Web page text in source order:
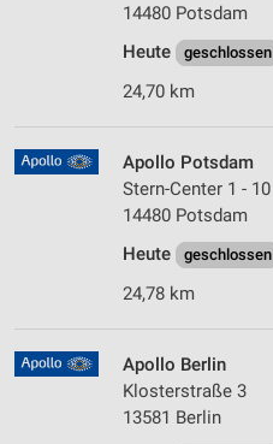
14480 Potsdam
Heute
geschlossen
24,70 km
Apollo Potsdam
Stern-Center 1 - 10
14480 Potsdam
Heute
geschlossen
24,78 km
Apollo Berlin
Klosterstraße 3
13581 Berlin